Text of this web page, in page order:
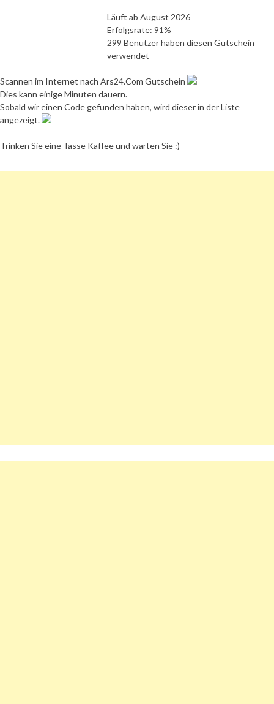
Läuft ab August 2026
Erfolgsrate: 91%
299 Benutzer haben diesen Gutschein
verwendet
Scannen im Internet nach Ars24.Com Gutschein
Dies kann einige Minuten dauern.
Sobald wir einen Code gefunden haben, wird dieser in der Liste
angezeigt.
Trinken Sie eine Tasse Kaffee und warten Sie :)